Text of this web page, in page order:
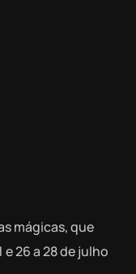
mágicas, que
26 a 28 de julho